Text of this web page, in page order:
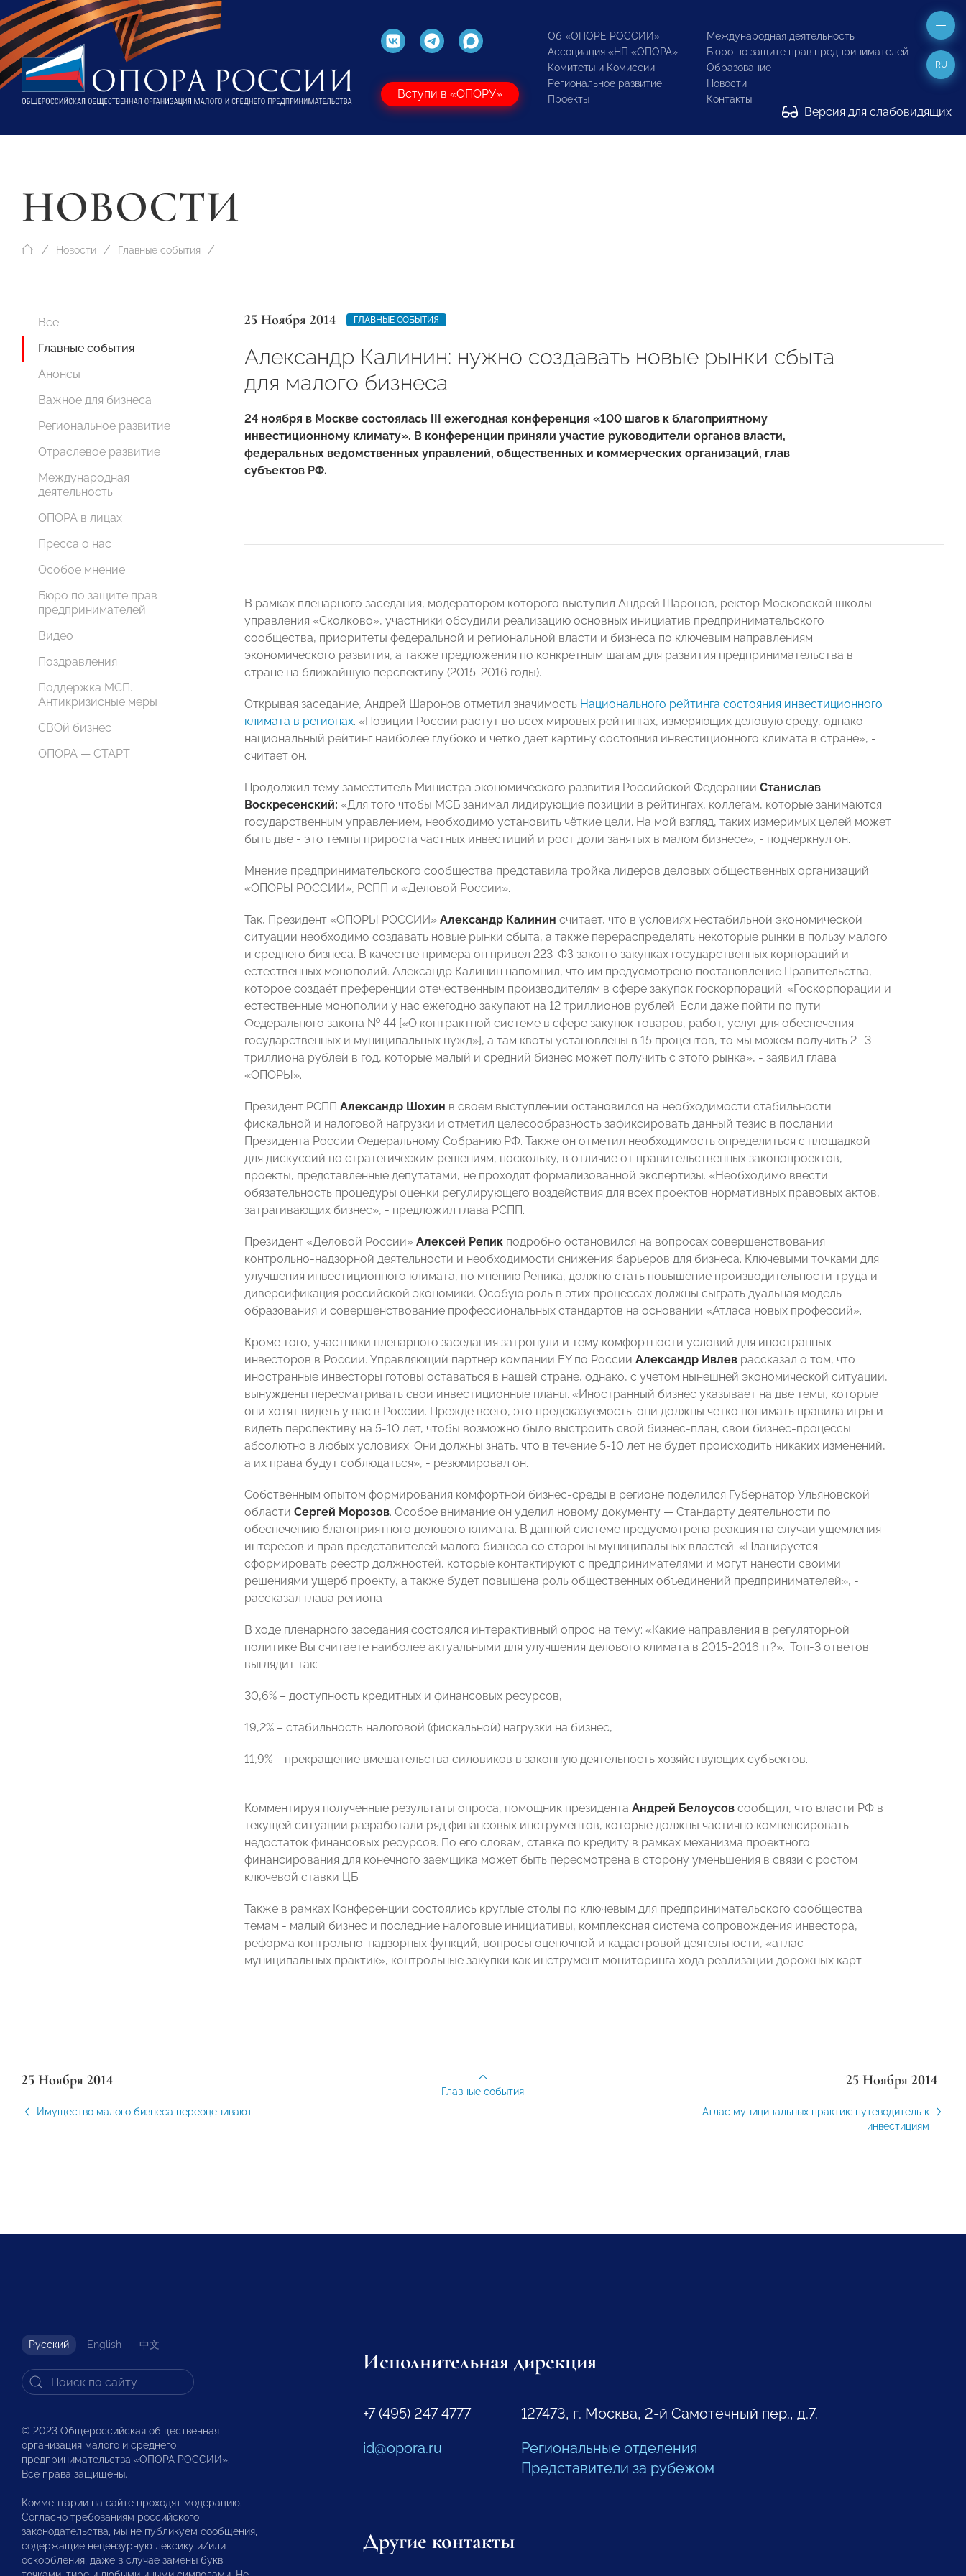
Вступи в «ОПОРУ»
Об «ОПОРЕ РОССИИ»
Ассоциация «НП «ОПОРА»
Комитеты и Комиссии
Региональное развитие
Проекты
Международная деятельность
Бюро по защите прав предпринимателей
Образование
Новости
Контакты
Версия для слабовидящих
RU
НОВОСТИ
Новости Главные события
Все
Главные события
Анонсы
Важное для бизнеса
Региональное развитие
Отраслевое развитие
Международная
деятельность
ОПОРА в лицах
Пресса о нас
Особое мнение
Бюро по защите прав
предпринимателей
Видео
Поздравления
Поддержка МСП.
Антикризисные меры
СВОй бизнес
ОПОРА — СТАРТ
25 Ноября 2014 ГЛАВНЫЕ СОБЫТИЯ
Александр Калинин: нужно создавать новые рынки сбыта
для малого бизнеса
24 ноября в Москве состоялась III ежегодная конференция «100 шагов к благоприятному
инвестиционному климату». В конференции приняли участие руководители органов власти,
федеральных ведомственных управлений, общественных и коммерческих организаций, глав
субъектов РФ.
В рамках пленарного заседания, модератором которого выступил Андрей Шаронов, ректор Московской школы
управления «Сколково», участники обсудили реализацию основных инициатив предпринимательского
сообщества, приоритеты федеральной и региональной власти и бизнеса по ключевым направлениям
экономического развития, а также предложения по конкретным шагам для развития предпринимательства в
стране на ближайшую перспективу (2015-2016 годы).
Открывая заседание, Андрей Шаронов отметил значимость Национального рейтинга состояния инвестиционного
климата в регионах. «Позиции России растут во всех мировых рейтингах, измеряющих деловую среду, однако
национальный рейтинг наиболее глубоко и четко дает картину состояния инвестиционного климата в стране», -
считает он.
Продолжил тему заместитель Министра экономического развития Российской Федерации Станислав
Воскресенский: «Для того чтобы МСБ занимал лидирующие позиции в рейтингах, коллегам, которые занимаются
государственным управлением, необходимо установить чёткие цели. На мой взгляд, таких измеримых целей может
быть две - это темпы прироста частных инвестиций и рост доли занятых в малом бизнесе», - подчеркнул он.
Мнение предпринимательского сообщества представила тройка лидеров деловых общественных организаций
«ОПОРЫ РОССИИ», РСПП и «Деловой России».
Так, Президент «ОПОРЫ РОССИИ» Александр Калинин считает, что в условиях нестабильной экономической
ситуации необходимо создавать новые рынки сбыта, а также перераспределять некоторые рынки в пользу малого
и среднего бизнеса. В качестве примера он привел 223-ФЗ закон о закупках государственных корпораций и
естественных монополий. Александр Калинин напомнил, что им предусмотрено постановление Правительства,
которое создаёт преференции отечественным производителям в сфере закупок госкорпораций. «Госкорпорации и
естественные монополии у нас ежегодно закупают на 12 триллионов рублей. Если даже пойти по пути
Федерального закона № 44 [«О контрактной системе в сфере закупок товаров, работ, услуг для обеспечения
государственных и муниципальных нужд»], а там квоты установлены в 15 процентов, то мы можем получить 2- 3
триллиона рублей в год, которые малый и средний бизнес может получить с этого рынка», - заявил глава
«ОПОРЫ».
Президент РСПП Александр Шохин в своем выступлении остановился на необходимости стабильности
фискальной и налоговой нагрузки и отметил целесообразность зафиксировать данный тезис в послании
Президента России Федеральному Собранию РФ. Также он отметил необходимость определиться с площадкой
для дискуссий по стратегическим решениям, поскольку, в отличие от правительственных законопроектов,
проекты, представленные депутатами, не проходят формализованной экспертизы. «Необходимо ввести
обязательность процедуры оценки регулирующего воздействия для всех проектов нормативных правовых актов,
затрагивающих бизнес», - предложил глава РСПП.
Президент «Деловой России» Алексей Репик подробно остановился на вопросах совершенствования
контрольно-надзорной деятельности и необходимости снижения барьеров для бизнеса. Ключевыми точками для
улучшения инвестиционного климата, по мнению Репика, должно стать повышение производительности труда и
диверсификация российской экономики. Особую роль в этих процессах должны сыграть дуальная модель
образования и совершенствование профессиональных стандартов на основании «Атласа новых профессий».
Кроме того, участники пленарного заседания затронули и тему комфортности условий для иностранных
инвесторов в России. Управляющий партнер компании EY по России Александр Ивлев рассказал о том, что
иностранные инвесторы готовы оставаться в нашей стране, однако, с учетом нынешней экономической ситуации,
вынуждены пересматривать свои инвестиционные планы. «Иностранный бизнес указывает на две темы, которые
они хотят видеть у нас в России. Прежде всего, это предсказуемость: они должны четко понимать правила игры и
видеть перспективу на 5-10 лет, чтобы возможно было выстроить свой бизнес-план, свои бизнес-процессы
абсолютно в любых условиях. Они должны знать, что в течение 5-10 лет не будет происходить никаких изменений,
а их права будут соблюдаться», - резюмировал он.
Собственным опытом формирования комфортной бизнес-среды в регионе поделился Губернатор Ульяновской
области Сергей Морозов. Особое внимание он уделил новому документу — Стандарту деятельности по
обеспечению благоприятного делового климата. В данной системе предусмотрена реакция на случаи ущемления
интересов и прав представителей малого бизнеса со стороны муниципальных властей. «Планируется
сформировать реестр должностей, которые контактируют с предпринимателями и могут нанести своими
решениями ущерб проекту, а также будет повышена роль общественных объединений предпринимателей», -
рассказал глава региона
В ходе пленарного заседания состоялся интерактивный опрос на тему: «Какие направления в регуляторной
политике Вы считаете наиболее актуальными для улучшения делового климата в 2015-2016 гг?».. Топ-3 ответов
выглядит так:
30,6% – доступность кредитных и финансовых ресурсов,
19,2% – стабильность налоговой (фискальной) нагрузки на бизнес,
11,9% – прекращение вмешательства силовиков в законную деятельность хозяйствующих субъектов.
Комментируя полученные результаты опроса, помощник президента Андрей Белоусов сообщил, что власти РФ в
текущей ситуации разработали ряд финансовых инструментов, которые должны частично компенсировать
недостаток финансовых ресурсов. По его словам, ставка по кредиту в рамках механизма проектного
финансирования для конечного заемщика может быть пересмотрена в сторону уменьшения в связи с ростом
ключевой ставки ЦБ.
Также в рамках Конференции состоялись круглые столы по ключевым для предпринимательского сообщества
темам - малый бизнес и последние налоговые инициативы, комплексная система сопровождения инвестора,
реформа контрольно-надзорных функций, вопросы оценочной и кадастровой деятельности, «атлас
муниципальных практик», контрольные закупки как инструмент мониторинга хода реализации дорожных карт.
25 Ноября 2014
Имущество малого бизнеса переоценивают
25 Ноября 2014
Атлас муниципальных практик: путеводитель к
инвестициям
Главные события
Русский English 中文
© 2023 Общероссийская общественная
организация малого и среднего
предпринимательства «ОПОРА РОССИИ».
Все права защищены.
Комментарии на сайте проходят модерацию.
Согласно требованиям российского
законодательства, мы не публикуем сообщения,
содержащие нецензурную лексику и/или
оскорбления, даже в случае замены букв
Исполнительная дирекция
+7 (495) 247 4777
id@opora.ru
127473, г. Москва, 2-й Самотечный пер., д.7.
Региональные отделения
Представители за рубежом
Другие контакты